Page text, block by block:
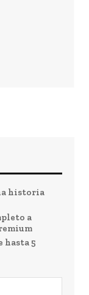
historia
a
hasta 5